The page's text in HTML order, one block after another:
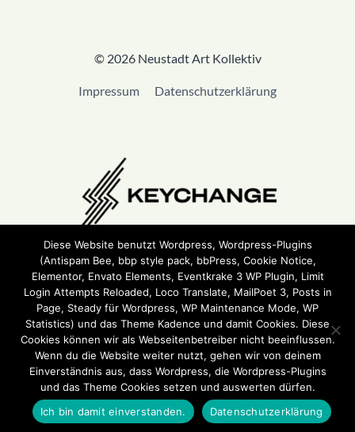
© 2026 Neustadt Art Kollektiv
Impressum Datenschutzerklärung
Wir sind Teil vonKeychange und haben einePledge
unterzeichnet.
ehrensache.jetzt
Diese Website benutzt Wordpress, Wordpress-Plugins
(Antispam Bee, bbp style pack, bbPress, Cookie Notice,
Elementor, Envato Elements, Eventkrake 3 WP Plugin, Limit
Login Attempts Reloaded, Loco Translate, MailPoet 3, Posts in
Page, Steady für Wordpress, WP Maintenance Mode, WP
Statistics) und das Theme Kadence und damit Cookies. Diese
Cookies können wir als Webseitenbetreiber nicht beeinflussen.
Wenn du die Website weiter nutzt, gehen wir von deinem
Einverständnis aus, dass Wordpress, die Wordpress-Plugins
und das Theme Cookies setzen und auswerten dürfen.
Ich bin damit einverstanden.
Datenschutzerklärung